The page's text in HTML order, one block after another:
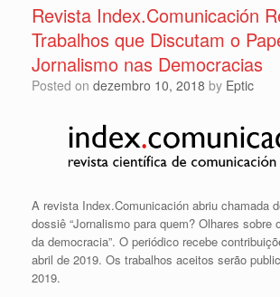
Revista Index.Comunicación
Trabalhos que Discutam o
Jornalismo nas Democracias
Posted on dezembro 10, 2018 by Eptic
A revista Index.Comunicación abriu chamada
dossiê “Jornalismo para quem? Olhares sobre
da democracia”. O periódico recebe
abril de 2019. Os trabalhos aceitos serão
2019.